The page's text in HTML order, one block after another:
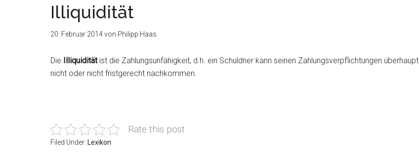
Illiquidität
20. Februar 2014von Philipp Haas
Die Illiquiditätist die Zahlungsunfähigkeit, d.h. ein Schuldner kann seinen Zahlungsverpflichtungen überhaupt
nicht oder nicht fristgerecht nachkommen.
Rate this post
Filed Under: Lexikon